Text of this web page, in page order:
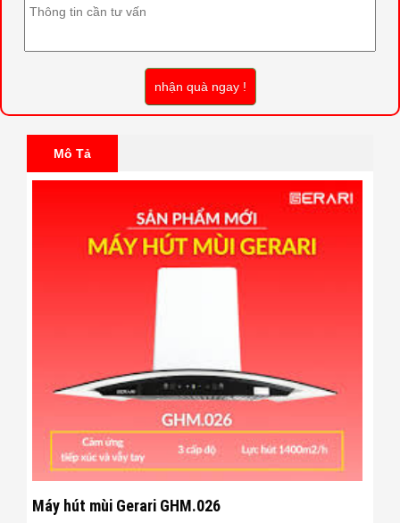
nhận quà ngay !
Mô Tả
Máy hút mùi Gerari GHM.026